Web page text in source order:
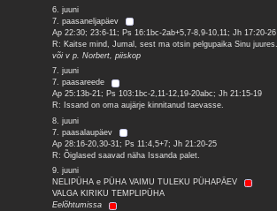
6. juuni
7. paasaneljapäev
Ap 22:30; 23:6-11; Ps 16:1bc-2ab+5,7-8,9-10,11; Jh 17:20-26
R: Kaitse mind, Jumal, sest ma otsin pelgupaika Sinu juures.
või v p. Norbert, piiskop
7. juuni
7. paasareede
Ap 25:13b-21; Ps 103:1bc-2,11-12,19-20abc; Jh 21:15-19
R: Issand on oma aujärje kinnitanud taevasse.
8. juuni
7. paasalaupäev
Ap 28:16-20,30-31; Ps 11:4,5+7; Jh 21:20-25
R: Õiglased saavad näha Issanda palet.
9. juuni
NELIPÜHA e PÜHA VAIMU TULEKU PÜHAPÄEV
VALGA KIRIKU TEMPLIPÜHA
Eelõhtumissa